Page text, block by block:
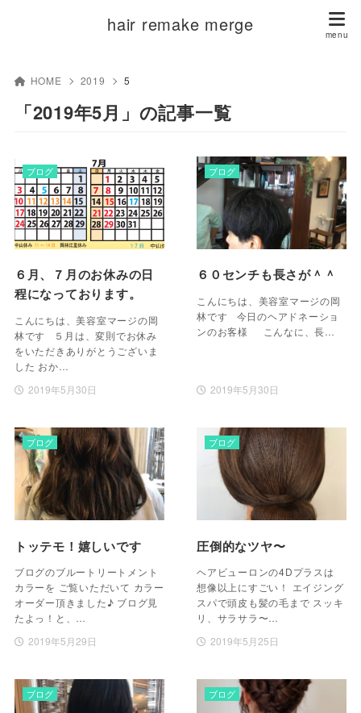
hair remake merge
HOME 2019 5
「2019年5月」の記事一覧
６月、７月のお休みの日
程になっております。
こんにちは、美容室マージの岡
林です ５月は、変則でお休み
をいただきありがとうございま
した おか…
2019年5月30日
ブログ
６０センチも長さが＾＾
こんにちは、美容室マージの岡
林です 今日のヘアドネーショ
ンのお客様 こんなに、長…
2019年5月30日
ブログ
トッテモ！嬉しいです
ブログのブルートリートメント
カラーを ご覧いただいて カラー
オーダー頂きました♪ ブログ見
たよっ！と、…
2019年5月29日
ブログ
圧倒的なツヤ〜
ヘアビューロンの4Dプラスは
想像以上にすごい！ エイジング
スパで頭皮も髪の毛まで スッキ
リ、サラサラ〜…
2019年5月25日
ブログ
ブログ ブログ